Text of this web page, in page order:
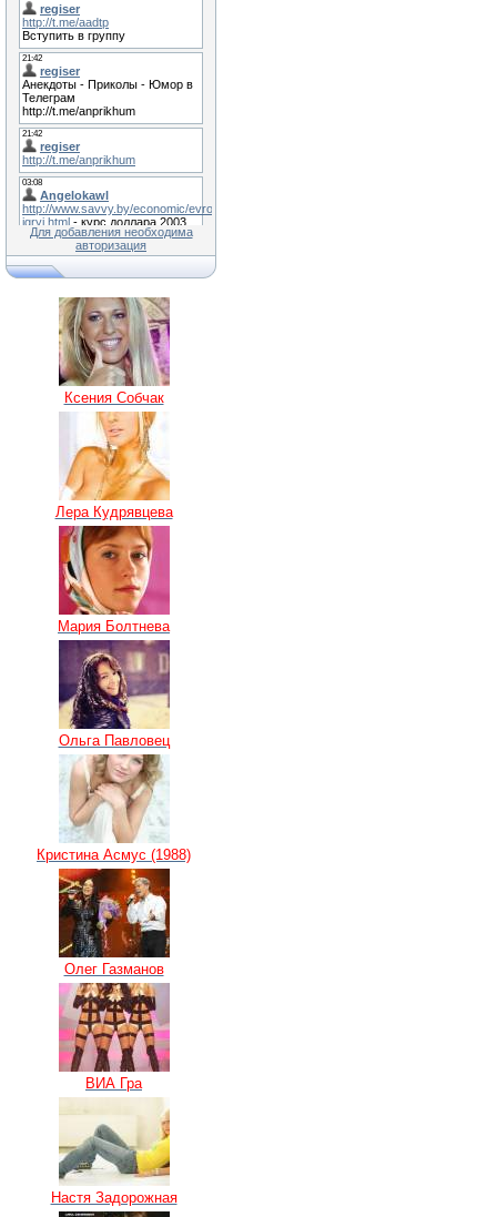
Для добавления необходима
авторизация
Ксения Собчак
Лера Кудрявцева
Мария Болтнева
Ольга Павловец
Кристина Асмус (1988)
Олег Газманов
ВИА Гра
Настя Задорожная